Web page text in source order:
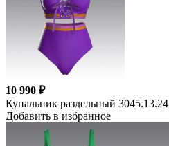
10 990 ₽
Купальник раздельный 3045.13.24
Добавить в избранное